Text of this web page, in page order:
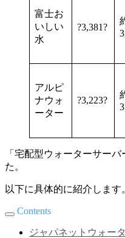
富士お
いしい
水
?3,381?
アルピ
ナウォ
ーター
?3,223?
「宅配型ウォーターサー
た。
以下に具体的に紹介します
Contents
ジャパネットウォー